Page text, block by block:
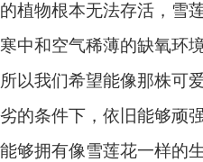
的植物根本无法存活，雪
寒中和空气稀薄的缺氧环
所以我们希望能像那株可
劣的条件下，依旧能够顽
能够拥有像雪莲花一样的